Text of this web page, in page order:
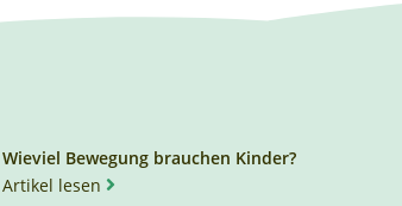
Wieviel Bewegung brauchen Kinder?
Artikel lesen